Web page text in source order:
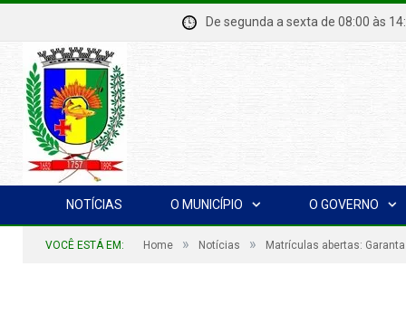
De segunda a sexta de 08:00
NOTÍCIAS O MUNICÍPIO O GOVERNO
VOCÊ ESTÁ EM: Home » Notícias » Matrículas abertas: